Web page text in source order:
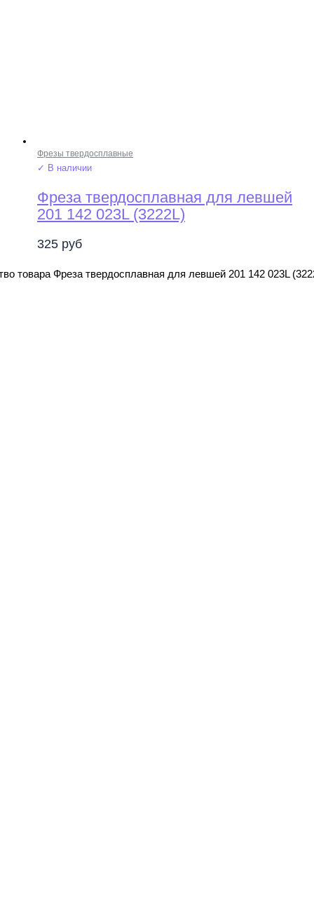
Фрезы твердосплавные
✓ В наличии
Фреза твердосплавная для левшей
201 142 023L (3222L)
325 руб
товара Фреза твердосплавная для левшей 201 142 023L